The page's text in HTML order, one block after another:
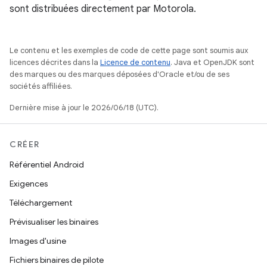
sont distribuées directement par Motorola.
Le contenu et les exemples de code de cette page sont soumis aux
licences décrites dans la Licence de contenu. Java et OpenJDK sont
des marques ou des marques déposées d'Oracle et/ou de ses
sociétés affiliées.
Dernière mise à jour le 2026/06/18 (UTC).
CRÉER
Référentiel Android
Exigences
Téléchargement
Prévisualiser les binaires
Images d'usine
Fichiers binaires de pilote